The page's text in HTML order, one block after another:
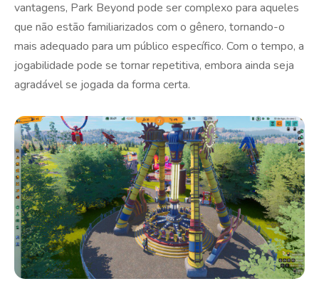
vantagens, Park Beyond pode ser complexo para aqueles
que não estão familiarizados com o gênero, tornando-o
mais adequado para um público específico. Com o tempo, a
jogabilidade pode se tornar repetitiva, embora ainda seja
agradável se jogada da forma certa.